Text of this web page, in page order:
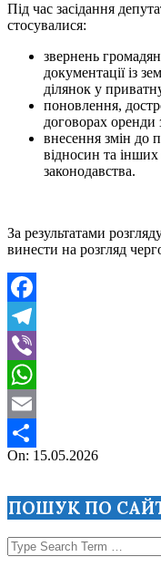
Під час засідання
стосувалися:
звернень
документації із
ділянок у
поновлення,
договорах оренди
внесення змін до
відносин та
законодавства.
За результатами
винести на розгляд
Facebook
Telegram
Viber
WhatsApp
Email
Поділитися
2026-
On: 15.05.2026
ПОШУК ПО
Search